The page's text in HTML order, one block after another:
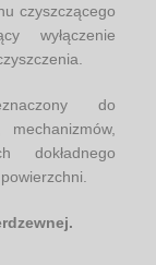
czyszczącego
wyłączenie
do
dokładnego